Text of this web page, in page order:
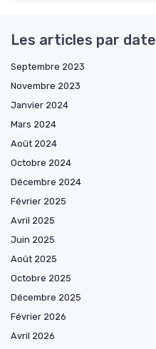
Les articles par date
Septembre 2023
Novembre 2023
Janvier 2024
Mars 2024
Août 2024
Octobre 2024
Décembre 2024
Février 2025
Avril 2025
Juin 2025
Août 2025
Octobre 2025
Décembre 2025
Février 2026
Avril 2026